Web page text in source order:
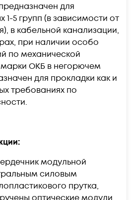
для
1-5 групп (в зависимости от
в кабельной канализации,
при наличии особо
по механической
ОКБ в негорючем
для прокладки как и
требованиях по
модульной
силовым
прутка,